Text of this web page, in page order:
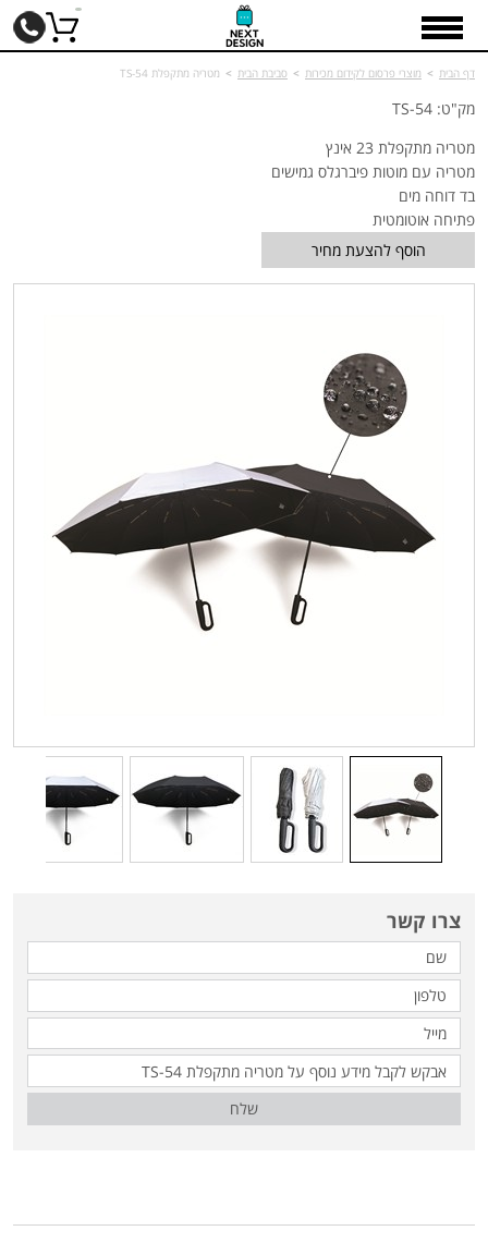
דף הבית > מוצרי פרסום לקידום מכירות > סביבת הבית > מטריה מתקפלת TS-54
מק"ט: TS-54
מטריה מתקפלת 23 אינץ
מטריה עם מוטות פיברגלס גמישים
בד דוחה מים
פתיחה אוטומטית
הוסף להצעת מחיר
צרו קשר
שלח